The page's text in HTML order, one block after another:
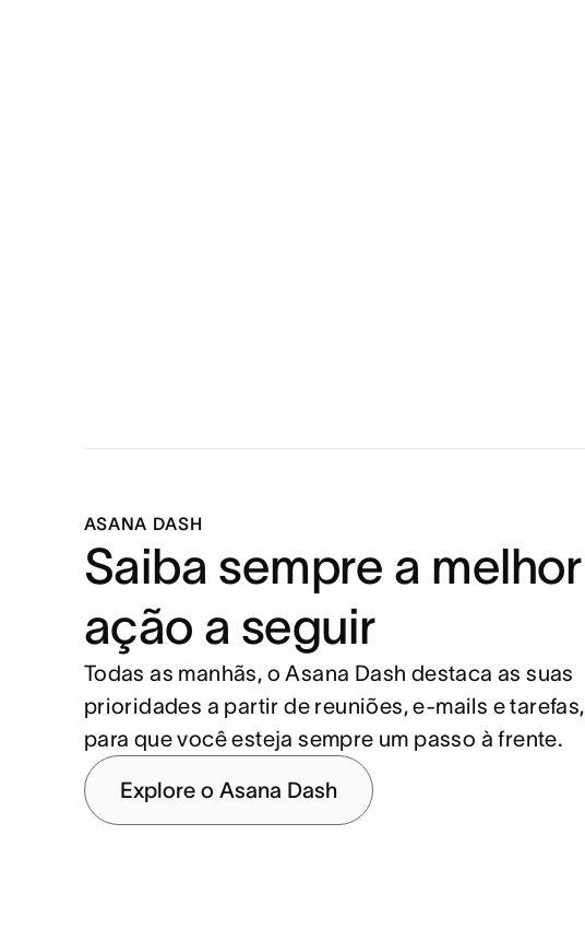
ASANA DASH
Saiba sempre a melhor
ação a seguir
Todas as manhãs, o Asana Dash destaca as suas
prioridades a partir de reuniões, e-mails e tarefas,
para que você esteja sempre um passo à frente.
Explore o Asana Dash